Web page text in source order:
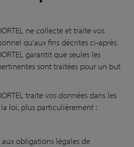
ne collecte et traite vos
qu'aux fins décrites ci-après.
garantit que seules les
sont traitées pour un but
traite vos données dans les
loi, plus particulièrement :
obligations légales de